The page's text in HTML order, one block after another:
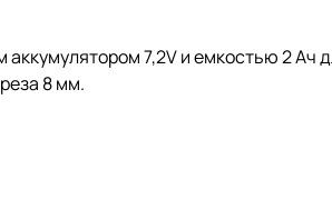
7,2V и емкостью 2 Ач
8 мм.